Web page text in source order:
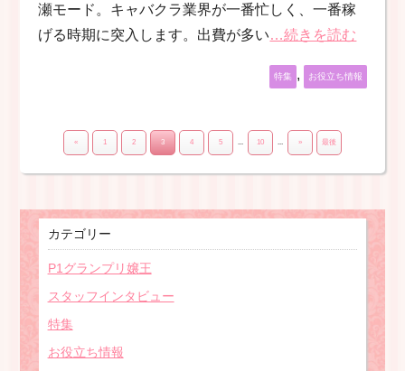
瀬モード。キャバクラ業界が一番忙しく、一番稼
げる時期に突入します。出費が多い…続きを読む
特集 , お役立ち情報
« 1 2 3 4 5 ... 10 ... » 最後
カテゴリー
P1グランプリ嬢王
スタッフインタビュー
特集
お役立ち情報